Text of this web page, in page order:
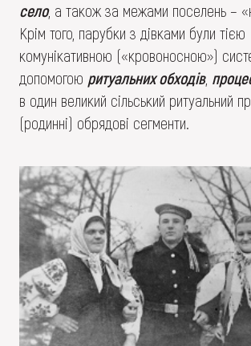
село, а також за межами поселень –
Крім того, парубки з дівками були тією
комунікативною («кровоносною»)
допомогою ритуальних обходів,
в один великий сільський ритуальний
(родинні) обрядові сегменти.